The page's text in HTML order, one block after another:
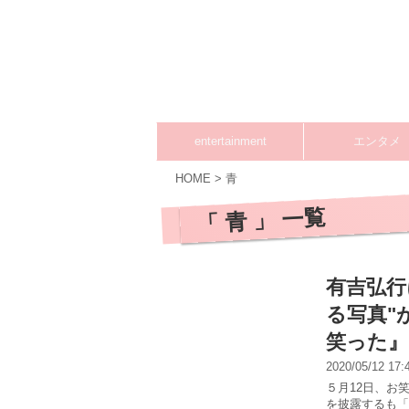
entertainment エンタメ
HOME > 青
「 青 」 一覧
有吉弘
る写真"
笑った』
2020/05/12
５月12日、お
を披露するも